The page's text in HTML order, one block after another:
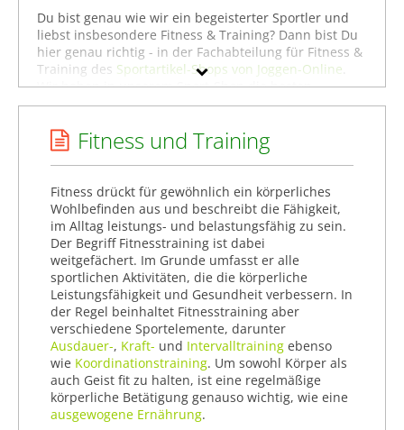
Fitnesshosen
Gymnastik-Artikel
Heimtraining
Kraftstationen
Krafttraining
Pilates-Zubehör
Pulsmesser
Sport- & Yogamatten
Trainingsanzüge
Marke
Geschlecht
Preis
% Sale
Du bist genau wie wir ein begeisterter Sportler und
liebst insbesondere Fitness & Training? Dann bist Du
hier genau richtig - in der Fachabteilung für Fitness &
Training des Sportartikel-Shops von Joggen-Online
Wir haben in unserem Sport-Shop die besten
Angebote aus über 100 Online-Shops für Sportartikel
möglichst breiten Produktspektrum alles anzubieten,
was man als Sportler benötigt, wenn man sich für
Fitness & Training begeistert - ganz gleich, ob man
Anfänger, ambitionierter Amateuer-Sportler oder
schon ein Profi im Fitness & Training ist. Um gezielter
zu stöbern, kannst Du Dich auch direkt in den
Unterkategorien wieCardio-Geräte,Fitness-
Bekleidungoder Fitness-Gewichteumschauen. Dort
findest Du eine große Auswahl an Sportartikeln von
bekannten Marken wieGenerisch,GenericoderNike
Viel Spaß beim Stöbern! Hoffentlich findest Du bei uns
genau das, was Du zum Fitness & Training benötigst.
Fitness und Training
Fitness drückt für gewöhnlich ein körperliches
Wohlbefinden aus und beschreibt die Fähigkeit,
im Alltag leistungs- und belastungsfähig zu sein.
Der Begriff Fitnesstraining ist dabei
weitgefächert. Im Grunde umfasst er alle
sportlichen Aktivitäten, die die körperliche
Leistungsfähigkeit und Gesundheit verbessern. In
der Regel beinhaltet Fitnesstraining aber
verschiedene Sportelemente, darunter
Ausdauer-, Kraft- und Intervalltraining ebenso
wie Koordinationstraining. Um sowohl Körper als
auch Geist fit zu halten, ist eine regelmäßige
körperliche Betätigung genauso wichtig, wie eine
ausgewogene Ernährung.